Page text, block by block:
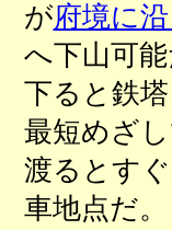
が府境に
へ下山可
下ると鉄
最短めざ
渡るとす
車地点だ。